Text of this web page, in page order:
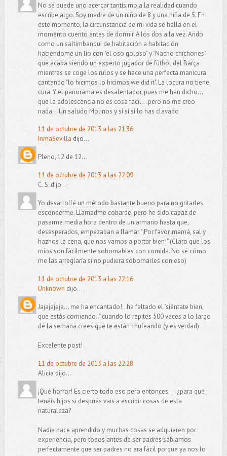
No se puede uno acercar tantísimo a la realidad cuando
escribe algo. Soy madre de un niño de 8 y una niña de 5. En
este momento, la circunstancia de mi vida se halla en el
momento cuento antes de dormir. A los dos a la vez. Ando
como un saltimbanqui de habitación a habitación
haciéndome un lío con "el oso goloso" y "Nacho chichones"
que acaba siendo un experto jugador de fútbol del Barça
mientras se coge los rulos y se hace una perfecta manicura
cantando "lo hicimos lo hicimos we did it". La locura no tiene
cura. Y el panorama es desalentador, pues me han dicho...
que la adolescencia no es cosa fácil... pero no me creo
nada... Un saludo Molinos y sí sí sí lo has clavado
11 de octubre de 2013 a las 21:36
InmaSevilla dijo...
Pleno, 12 de 12...
11 de octubre de 2013 a las 22:09
C. S. dijo...
Yo desarrollé un método bastante bueno para no gritarles:
esconderme. Llamadme cobarde, pero he sido capaz de
pasarme media hora dentro de un armario hasta que,
desesperados, empezaban a llamar "¡Por favor, mamá, sal y
haznos la cena, que nos vamos a portar bien!" (Claro que los
míos son fácilmente sobornables con comida. No sé cómo
me las arreglaría si no pudiera sobornarles con eso)
11 de octubre de 2013 a las 22:16
Unknown dijo...
Jajajajaja... me ha encantado!.. ha faltado el "siéntate bien,
que estás comiendo.." cuando lo repites 500 veces a lo largo
de la semana crees que te están chuleando (y es verdad)
Excelente post!
11 de octubre de 2013 a las 22:28
Alicia dijo...
¡Qué horror! Es cierto todo eso pero entonces.... ¿para qué
tenéis hijos si después vais a escribir cosas de esta
naturaleza?
Nadie nace aprendido y muchas cosas se adquieren por
experiencia, pero todos antes de ser padres sabíamos
perfectamente que ser padres no era fácil porque ya nos lo